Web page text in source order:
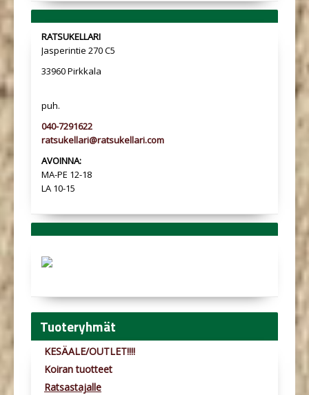
RATSUKELLARI
Jasperintie 270 C5
33960 Pirkkala
puh.
040-7291622
ratsukellari@ratsukellari.com
AVOINNA:
MA-PE 12-18
LA 10-15
Tuoteryhmät
KESÄALE/OUTLET!!!!
Koiran tuotteet
Ratsastajalle